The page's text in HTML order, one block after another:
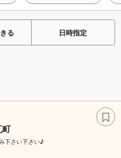
る 日時指定
下さい下さい♪